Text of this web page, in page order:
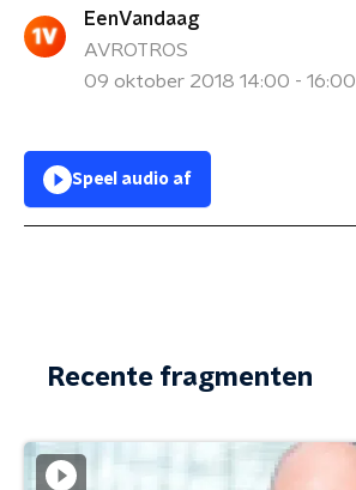
EenVandaag
AVROTROS
09 oktober 2018 14:00 - 16:00
Speel audio af
Recente fragmenten